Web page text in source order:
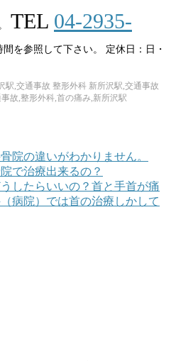
TEL 04-2935-
を参照して下さい。
定休日：日・
駅,交通事故 整形外科 新所沢駅,交通事故
故,整形外科,首の痛み,新所沢駅
院の違いがわかりません。
で治療出来るの？
したらいいの？首と手首が痛
病院）では首の治療しかして